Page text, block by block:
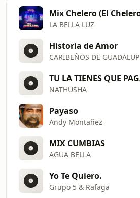
LA BELLA LUZ
Historia de Amor
CARIBEÑOS DE
TU LA TIENES QUE
NATHUSHA
Payaso
Andy Montañez
MIX CUMBIAS
AGUA BELLA
Yo Te Quiero.
Grupo 5 & Rafaga